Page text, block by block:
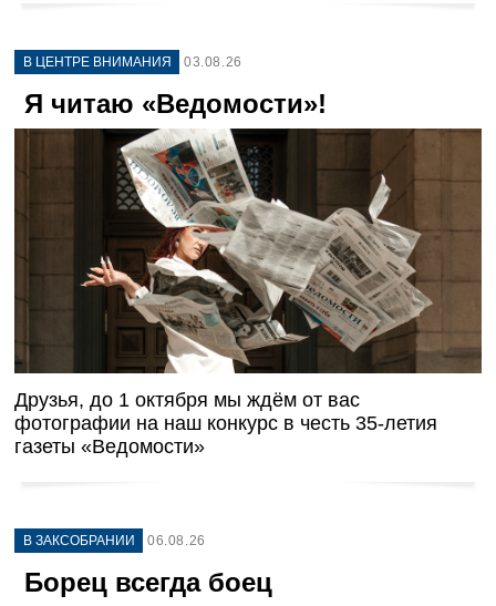
В ЦЕНТРЕ ВНИМАНИЯ 03.08.26
Я читаю «Ведомости»!
Друзья, до 1 октября мы ждём от вас
фотографии на наш конкурс в честь 35-летия
газеты «Ведомости»
В ЗАКСОБРАНИИ 06.08.26
Борец всегда боец